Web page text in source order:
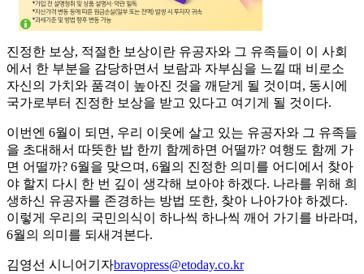
진정한 보상, 적절한 보상이란 유공자와 그 유족들이 이 사회
에서 한 부분을 감당하면서 보람과 자부심을 느낄 때 비로소
자신의 가치와 품격이 높아진 것을 깨닫게 될 것이며, 동시에
국가로부터 진정한 보상을 받고 있다고 여기게 될 것이다.
이번엔 6월이 되면, 우리 이웃에 살고 있는 유공자와 그 유족들
을 초대해서 따뜻한 밥 한끼 함께하면 어떨까? 여행도 함께 가
면 어떨까? 6월을 맞으며, 6월의 진정한 의미를 어디에서 찾아
야 할지 다시 한 번 깊이 생각해 보아야 하겠다. 나라를 위해 희
생하신 유공자를 존경하는 방법 또한, 찾아 나아가야 하겠다.
이렇게 우리의 국민의식이 하나씩 하나씩 깨어 가기를 바라며,
6월의 의미를 되새겨본다.
김영선 시니어기자bravopress@etoday.co.kr